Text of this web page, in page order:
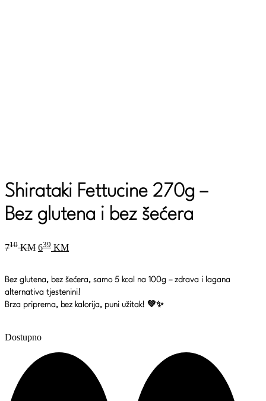
Shirataki Fettucine 270g –
Bez glutena i bez šećera
710 KM Original
price
710 KM.
639 KMCurrent
price
639 KM.
Bez glutena, bez šećera, samo 5 kcal na 100g – zdrava i lagana
alternativa tjestenini!
Brza priprema, bez kalorija, puni užitak! 💚✨
Dostupno